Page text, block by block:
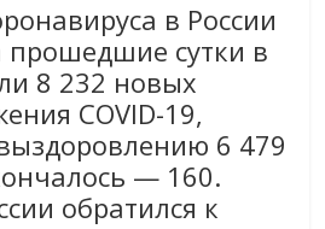
в России
прошедшие сутки в
8 232 новых
COVID-19,
6 479
— 160.
обратился к